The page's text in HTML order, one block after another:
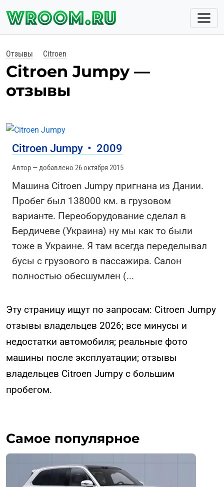
Отзывы Citroen
Citroen Jumpy —
отзывы
Citroen Jumpy • 2009
Автор — добавлено 26 октября 2015
Машина Citroen Jumpy пригнана из Дании.
Пробег был 138000 км. в грузовом
варианте. Переоборудование сделал в
Бердичеве (Украина) ну мы как то были
тоже в Украине. Я там всегда переделывал
бусы с грузового в пассажира. Салон
полностью обесшумлен (...
Эту страницу ищут по запросам: Citroen Jumpy
отзывы владельцев 2026; все минусы и
недостатки автомобиля; реальные фото
машины после эксплуатации; отзывы
владельцев Citroen Jumpy с большим
пробегом.
Самое популярное